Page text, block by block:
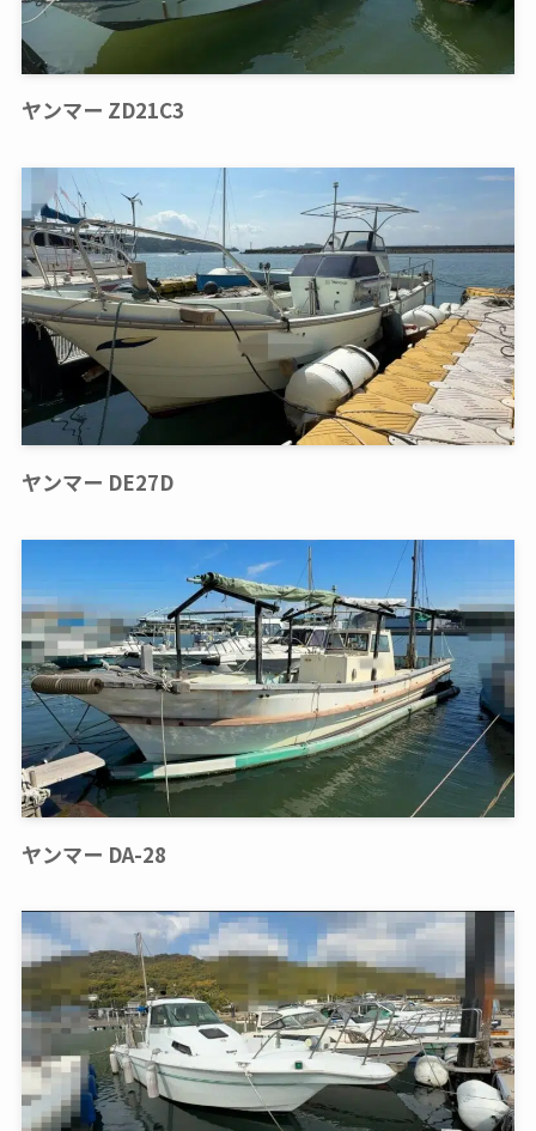
ヤンマー ZD21C3
ヤンマー DE27D
ヤンマー DA-28